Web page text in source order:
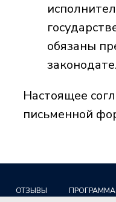
обязаны
Настоящее
письменной
Политика обработки персональных данных
ПРОГРАММА